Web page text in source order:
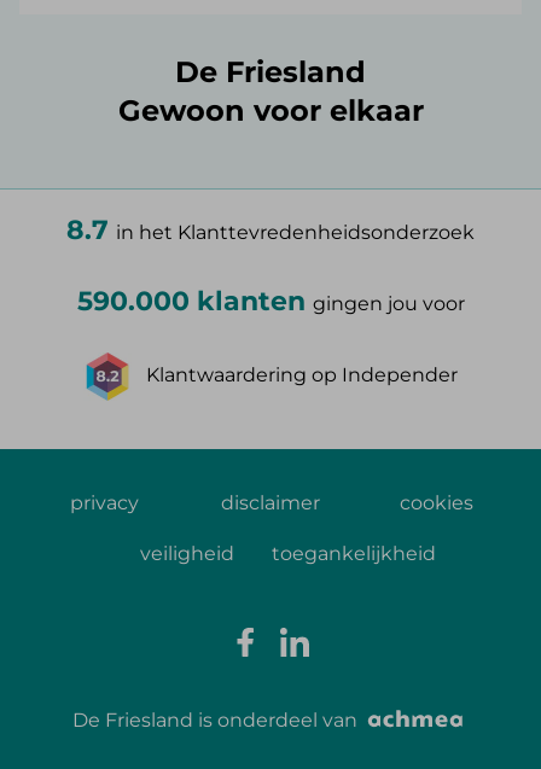
De Friesland
Gewoon voor elkaar
8.7 in het Klanttevredenheidsonderzoek
590.000 klanten gingen jou voor
Klantwaardering op Independer
privacy disclaimer cookies
veiligheid toegankelijkheid
De Friesland is onderdeel van